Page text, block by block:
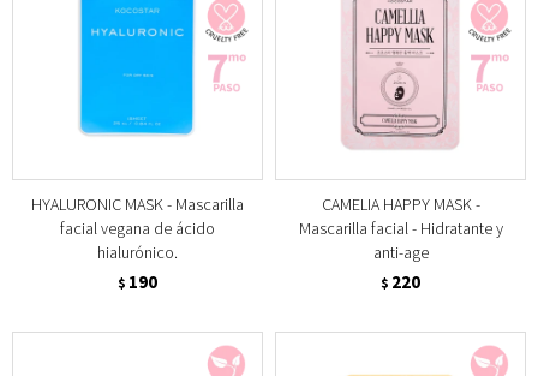
HYALURONIC MASK - Mascarilla
facial vegana de ácido
hialurónico.
$ 190
CAMELIA HAPPY MASK -
Mascarilla facial - Hidratante y
anti-age
$ 220